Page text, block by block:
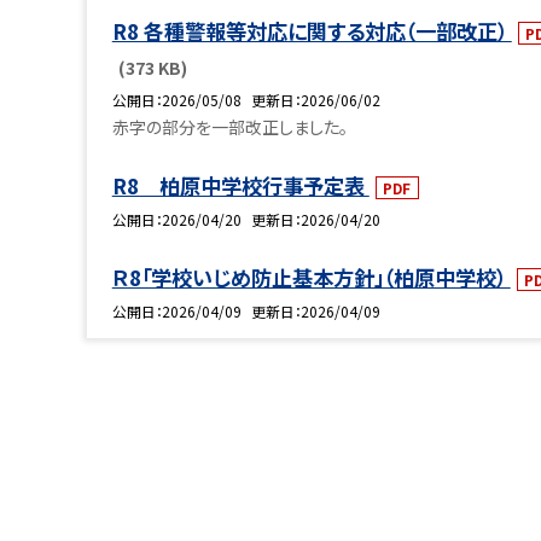
R8 各種警報等対応に関する対応（一部改正）
(373 KB)
公開日 2026/05/08 更新日 2026/06/02
赤字の部分を一部改正しました。
R8 柏原中学校行事予定表
PDF
公開日 2026/04/20 更新日 2026/04/20
Ｒ8「学校いじめ防止基本方針」（柏原中学校）
公開日 2026/04/09 更新日 2026/04/09